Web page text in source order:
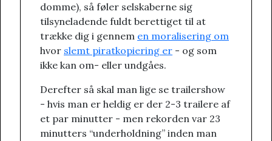
domme), så føler selskaberne sig
tilsyneladende fuldt berettiget til at
trække dig i gennem en moralisering om
hvor slemt piratkopiering er - og som
ikke kan om- eller undgåes.
Derefter så skal man lige se trailershow
- hvis man er heldig er der 2-3 trailere af
et par minutter - men rekorden var 23
minutters “underholdning” inden man